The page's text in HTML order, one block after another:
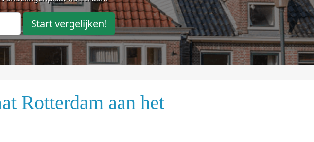
Start vergelijken!
Rotterdam aan het